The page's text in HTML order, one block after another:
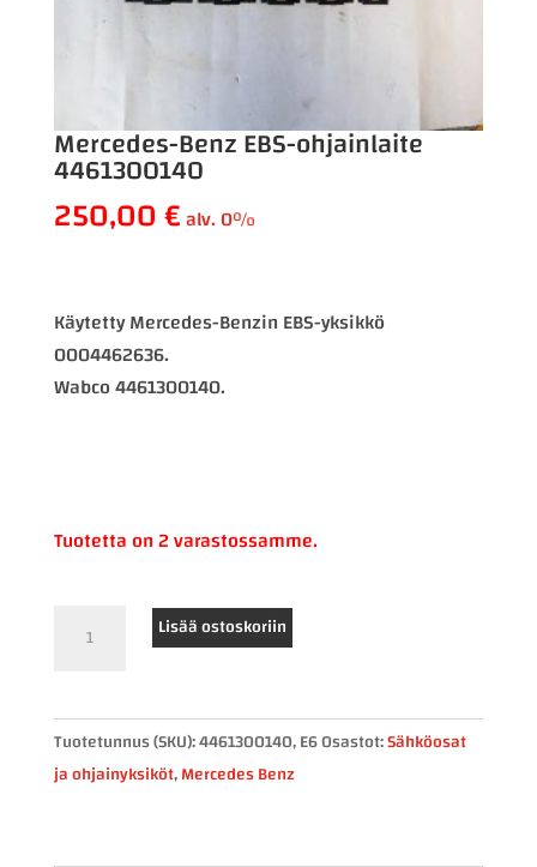
Mercedes-Benz EBS-ohjainlaite
4461300140
250,00€alv. 0%
Käytetty Mercedes-Benzin EBS-yksikkö
0004462636.
Wabco 4461300140.
Tuotetta on 2 varastossamme.
Benz
ohjainlaite
4461300140
määrä
Lisää ostoskoriin
Tuotetunnus (SKU):4461300140, E6Osastot:Sähköosat
ja ohjainyksiköt,Mercedes Benz